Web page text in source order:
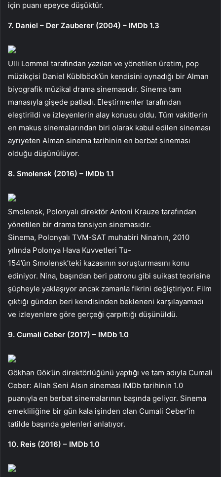
için puanı epeyce düşüktür.
7. Daniel – Der Zauberer (2004) – IMDb 1.3
Ulli Lommel tarafından yazılan ve yönetilen üretim, pop
müzikçisi Daniel Küblböck’ün kendisini oynadığı bir Alman
biyografik müzikal drama sinemasıdır. Sinema tam
manasıyla gişede patladı. Eleştirmenler tarafından
eleştirildi ve izleyenlerin alay konusu oldu. Tüm vakitlerin
en makus sinemalarından biri olarak kabul edilen sineması
ayrıyeten Alman sinema tarihinin en berbat sineması
olduğu düşünülüyor.
8. Smolensk (2016) – IMDb 1.1
Smolensk, Polonyalı direktör Antoni Krauze tarafından
yönetilen bir drama tansiyon sinemasıdır.
Sinema, Polonyalı TVM-SAT muhabiri Nina’nın, 2010
yılında Polonya Hava Kuvvetleri Tu-
154’ün Smolensk’teki kazasının soruşturmasını konu
ediniyor. Nina, başından beri patronu gibi suikast teorisine
şüpheyle yaklaşıyor ancak zamanla fikrini değiştiriyor. Film
çıktığı günden beri kendisinden bekleneni karşılayamadı
ve izleyenlere göre gerçeği çarpıttığı düşünüldü.
9. Cumali Ceber (2017) – IMDb 1.0
Gökhan Gök’ün direktörlüğünü yaptığı ve tam adıyla Cumali
Ceber: Allah Seni Alsın sineması IMDb tarihinin 1.0
puanıyla en berbat sinemalarının başında geliyor. Sinema
emekliliğine bir gün kala işinden olan Cumali Ceber’in
tatilde başında gelenleri anlatıyor.
10. Reis (2016) – IMDb 1.0